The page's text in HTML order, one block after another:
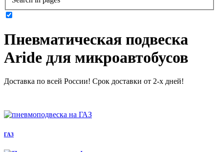
Пневматическая подвеска
Aride для микроавтобусов
Доставка по всей России! Срок доставки от 2-х дней!
ГАЗ